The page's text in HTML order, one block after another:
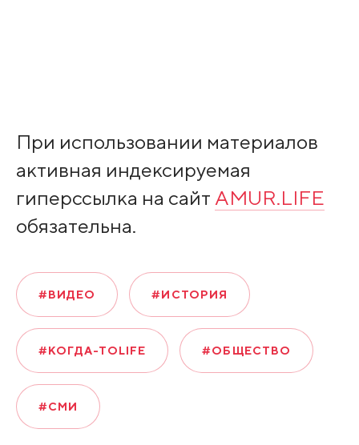
При использовании материалов
активная индексируемая
гиперссылка на сайт AMUR.LIFE
обязательна.
#ВИДЕО #ИСТОРИЯ
#КОГДА-ТОLIFE #ОБЩЕСТВО
#СМИ